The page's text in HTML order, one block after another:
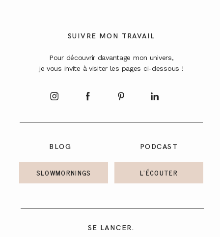
BLOG
SE LANCER.
SUIVRE MON TRAVAIL
SLOWMORNINGS
Pour découvrir davantage mon univers,
je vous invite à visiter les pages ci-dessous !
PODCAST
L'ÉCOUTER
CONTACT